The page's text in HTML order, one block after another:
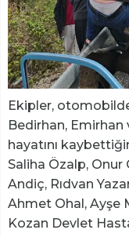
Ekipler,
Bedirhan,
hayatını
Saliha Özalp,
Andiç, Rıdvan
Ahmet Ohal, Ayşe
Kozan Devlet